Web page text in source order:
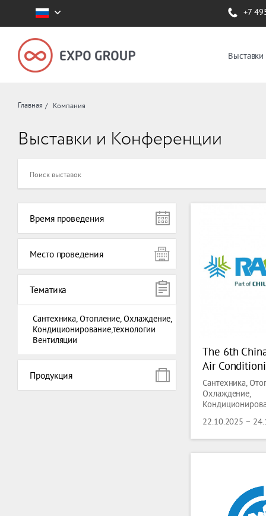
+7
Главная Компания
Выставки и Конференции
Время проведения
Место проведения
Тематика
Сантехника, Отопление, Охлаждение,
Кондиционирование,технологии
Вентиляции
Продукция
The 6th
Air
Ventilation,
and Cold
Сантехника,
Охлаждение,
22.10.2025 –